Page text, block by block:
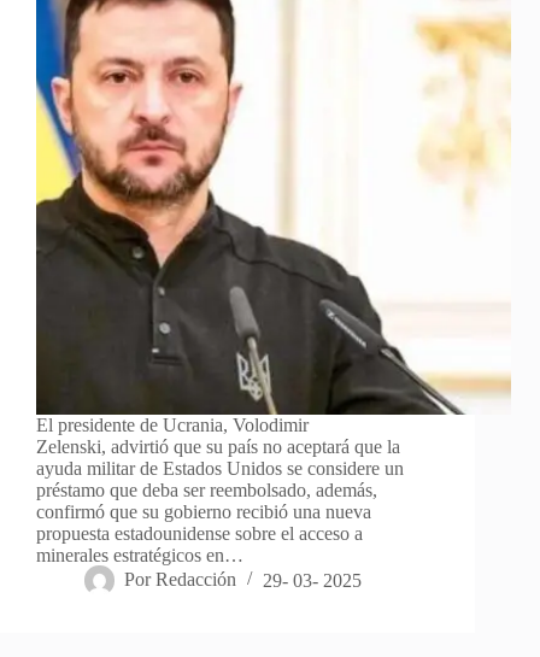
El presidente de Ucrania, Volodimir
Zelenski, advirtió que su país no aceptará que la
ayuda militar de Estados Unidos se considere un
préstamo que deba ser reembolsado, además,
confirmó que su gobierno recibió una nueva
propuesta estadounidense sobre el acceso a
minerales estratégicos en…
Por Redacción 29- 03- 2025